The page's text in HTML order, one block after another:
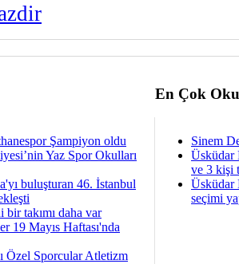
En Çok
Şampiyon oldu
Yaz Spor Okulları
buluşturan 46. İstanbul
bir takımı daha var
19 Mayıs Haftası'nda
Özel Sporcular Atletizm
Sinem
Üsküdar
ve 3 kişi
Üsküdar
seçimi